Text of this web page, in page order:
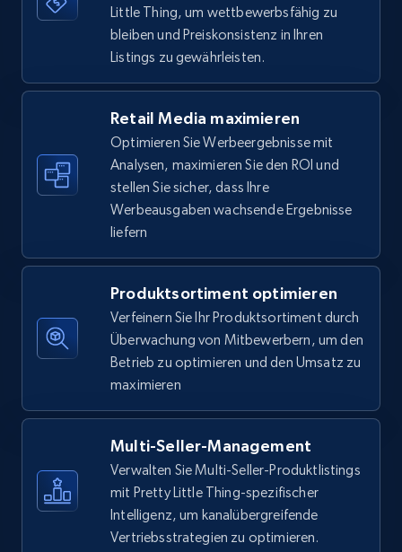
872+ Jetzt anfangen
Walmart - products
URL, Final price, Sku, Currency, Gtin,
Specifications, Image urls, Top reviews, and
more.
878+
Walmart - products - Find new products by
using specific category URL
URL, Final price, Sku, Currency, Gtin,
Specifications, Image urls, Top reviews, and
more.
Walmart - products - Collects products by
Little Thing, um wettbewerbsfähig zu
bleiben und Preiskonsistenz in Ihren
Listings zu gewährleisten.
Retail Media maximieren
Optimieren Sie Werbeergebnisse mit
Analysen, maximieren Sie den ROI und
stellen Sie sicher, dass Ihre
Werbeausgaben wachsende Ergebnisse
liefern
Produktsortiment optimieren
Verfeinern Sie Ihr Produktsortiment durch
Überwachung von Mitbewerbern, um den
Betrieb zu optimieren und den Umsatz zu
maximieren
Multi-Seller-Management
Verwalten Sie Multi-Seller-Produktlistings
mit Pretty Little Thing-spezifischer
Intelligenz, um kanalübergreifende
Vertriebsstrategien zu optimieren.